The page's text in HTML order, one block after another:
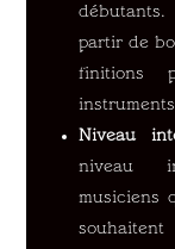
partir de
finitions
Niveau
niveau
musiciens